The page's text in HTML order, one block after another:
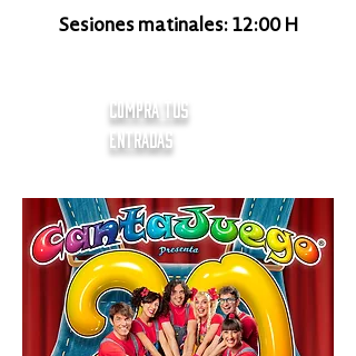
Sesiones matinales: 12:00H
compra tus
entradas